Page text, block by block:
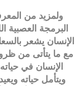
ولمزيد من
البرمجة العصبية
الإنسان يشعر
مع ما يتأتى من
الإنسان في
ويتأمل حياته